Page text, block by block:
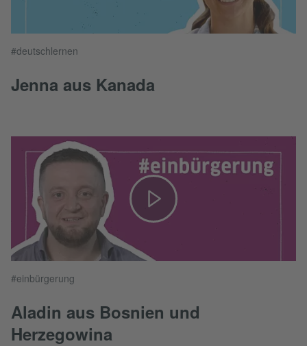
#deutschlernen
Jenna aus Kanada
#einbürgerung
Aladin aus Bosnien und
Herzegowina